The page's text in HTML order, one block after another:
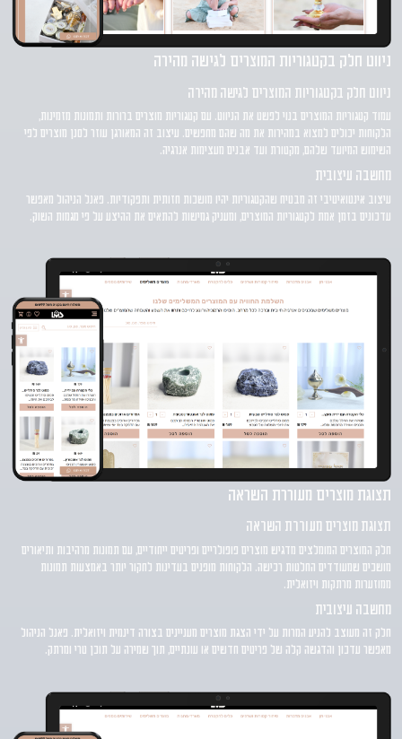
ניווט חלק בקטגוריות המוצרים לגישה מהירה
ניווט חלק בקטגוריות המוצרים לגישה מהירה
עמוד קטגוריות המוצרים בנוי לפשט את הניווט. עם קטגוריות מוצרים ברורות ותמונות מזמינות,
הלקוחות יכולים למצוא במהירות את מה שהם מחפשים. עיצוב זה המאורגן עוזר לסנן מוצרים לפי
השימוש המיועד שלהם, מקטורת ועד אבנים מעצימות אנרגיה.
מחשבה עיצובית
עיצוב אינטואיטיבי זה מבטיח שהקטגוריות יהיו מושכות חזותית ותפקודיות. פאנל הניהול מאפשר
עדכונים בזמן אמת לקטגוריות המוצרים, ומעניק גמישות להתאים את ההיצע על פי מגמות השוק.
תצוגת מוצרים מעוררת השראה
תצוגת מוצרים מעוררת השראה
חלק המוצרים המומלצים מדגיש מוצרים פופולריים ופריטים ייחודיים, עם תמונות מרהיבות ותיאורים
מושכים שמעודדים החלטות רכישה. הלקוחות מופנים בעדינות לחקור יותר באמצעות תמונות
ממוזערות מרתקות ויזואלית.
מחשבה עיצובית
חלק זה מעוצב להניע המרות על ידי הצגת מוצרים מעניינים בצורה דינמית ויזואלית. פאנל הניהול
מאפשר עדכון והדגשה קלה של פריטים חדשים או עונתיים, תוך שמירה על תוכן טרי ומרתק.